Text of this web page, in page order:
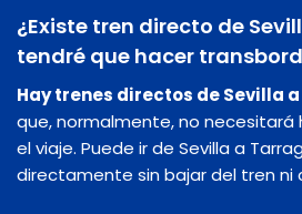
¿Existe tren directo de
tendré que hacer
Hay trenes directos de Sevilla
que, normalmente, no
el viaje. Puede ir de Sevilla a
directamente sin bajar del tren ni